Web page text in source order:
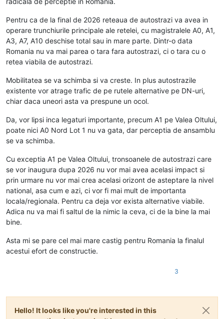
Pentru ca de la final de 2026 reteaua de autostrazi va avea in
operare trunchiurile principale ale retelei, cu magistralele A0, A1,
A3, A7, A10 deschise total sau in mare parte. Dintr-o data
Romania nu va mai parea o tara fara autostrazi, ci o tara cu o
retea viabila de autostrazi.
Mobilitatea se va schimba si va creste. In plus autostrazile
existente vor atrage trafic de pe rutele alternative pe DN-uri,
chiar daca uneori asta va prespune un ocol.
Da, vor lipsi inca legaturi importante, precum A1 pe Valea Oltului,
poate nici A0 Nord Lot 1 nu va gata, dar perceptia de ansamblu
se va schimba.
Cu exceptia A1 pe Valea Oltului, tronsoanele de autostrazi care
se vor inaugura dupa 2026 nu vor mai avea acelasi impact si
prin urmare nu vor mai crea acelasi orizont de asteptare la nivel
national, asa cum e azi, ci vor fi mai mult de importanta
locala/regionala. Pentru ca deja vor exista alternative viabile.
Adica nu va mai fi saltul de la nimic la ceva, ci de la bine la mai
bine.
Asta mi se pare cel mai mare castig pentru Romania la finalul
acestui efort de constructie.
3
Hello! It looks like you're interested in this